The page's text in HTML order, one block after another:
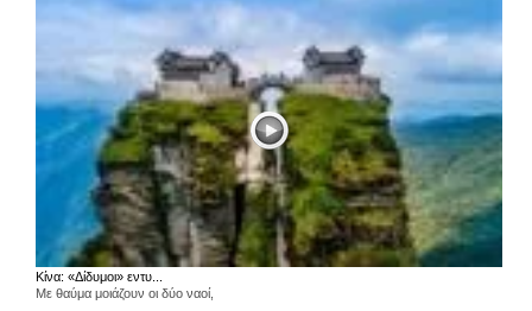
Κίνα: «Δίδυμοι» εντυ...
Με θαύμα μοιάζουν οι δύο ναοί,